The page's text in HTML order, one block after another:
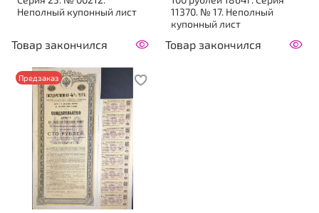
Неполный купонный лист
Товар закончился
11370. № 17. Неполный
купонный лист
Товар закончился
Предзаказ